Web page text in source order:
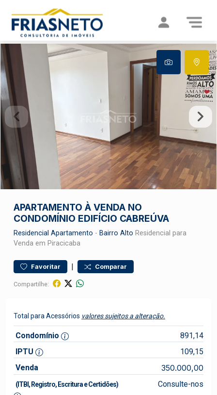
APARTAMENTO À VENDA NO
CONDOMÍNIO EDIFÍCIO CABREÚVA
Residencial Apartamento - Bairro Alto Residencial para
Venda em Piracicaba
Favoritar | Comparar
Compartilhe:
Total para Acessórios valores sujeitos a alteração.
Condomínio
891,14
IPTU
109,15
Venda
350.000,00
(ITBI, Registro, Escritura e Certidões) Consulte-nos